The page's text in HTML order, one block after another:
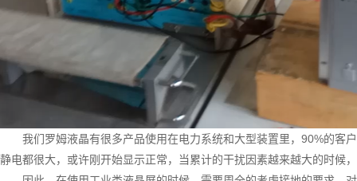
我们罗姆液晶有很多产品使用在电力系统和大型装置里，90%的客
静电都很大，或许刚开始显示正常，当累计的干扰因素越来越大的时候